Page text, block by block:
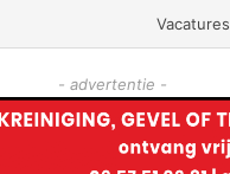
Vacatures
- advertentie -